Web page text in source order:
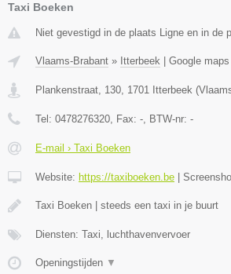
Taxi Boeken
Niet gevestigd in de plaats Ligne en in de
Vlaams-Brabant » Itterbeek Google maps
Plankenstraat, 130, 1701 Itterbeek (
Tel: 0478276320, Fax: -, BTW-nr: -
E-mail › Taxi Boeken
Website: https://taxiboeken.be
Taxi Boeken | steeds een taxi in je buurt
Diensten: Taxi, luchthavenvervoer
Openingstijden ▼